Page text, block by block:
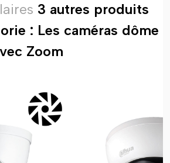
3 autres produits
: Les caméras dôme
Zoom